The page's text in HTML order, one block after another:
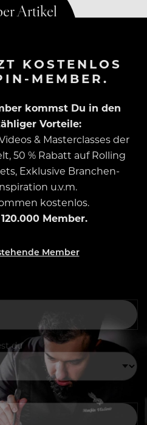
KOSTENLOS
MEMBER.
kommst Du in den
Vorteile:
& Masterclasses der
50 % Rabatt auf Rolling
Exklusive Branchen-
u.v.m.
kostenlos.
Member.
Member
du